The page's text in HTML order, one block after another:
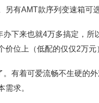
有AMT款序列变速箱可
下来也就4万多搞定，
位上（低配的仅仅2万元
有着可爱流畅不生硬的
需求。